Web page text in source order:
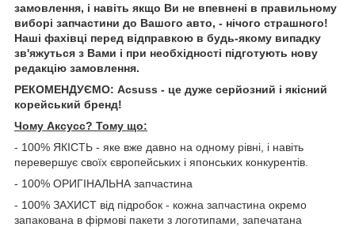
замовлення, і навіть якщо Ви не впевнені в правильному
виборі запчастини до Вашого авто, - нічого страшного!
Наші фахівці перед відправкою в будь-якому випадку
зв'яжуться з Вами і при необхідності підготують нову
редакцію замовлення.
РЕКОМЕНДУЄМО: Acsuss - це дуже серйозний і якісний
корейський бренд!
Чому Aксусс? Тому що:
- 100% ЯКІСТЬ - яке вже давно на одному рівні, і навіть
перевершує своїх європейських і японських конкурентів.
- 100% ОРИГІНАЛЬНА запчастина
- 100% ЗАХИСТ від підробок - кожна запчастина окремо
запакована в фірмові пакети з логотипами, запечатана